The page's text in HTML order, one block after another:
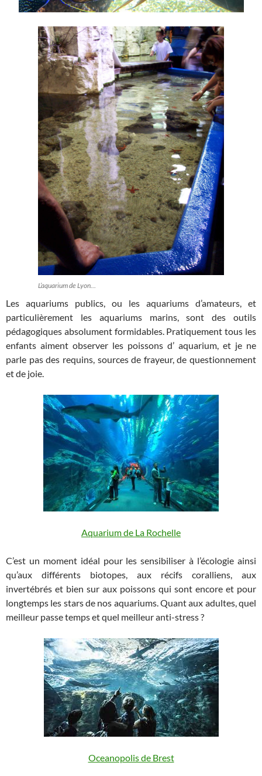
L’aquarium de Lyon…
Les aquariums publics, ou les aquariums d’amateurs, et
particulièrement les aquariums marins, sont des outils
pédagogiques absolument formidables. Pratiquement tous les
enfants aiment observer les poissons d’ aquarium, et je ne
parle pas des requins, sources de frayeur, de questionnement
et de joie.
Aquarium de La Rochelle
C’est un moment idéal pour les sensibiliser à l’écologie ainsi
qu’aux différents biotopes, aux récifs coralliens, aux
invertébrés et bien sur aux poissons qui sont encore et pour
longtemps les stars de nos aquariums. Quant aux adultes, quel
meilleur passe temps et quel meilleur anti-stress ?
Oceanopolis de Brest